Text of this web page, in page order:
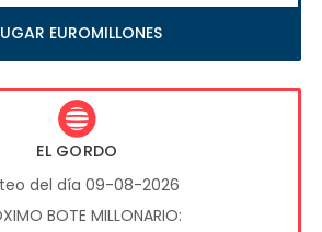
EUROMILLONES
EL GORDO
del día 09-08-2026
BOTE MILLONARIO: